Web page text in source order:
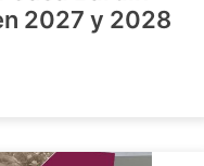
2027 y 2028